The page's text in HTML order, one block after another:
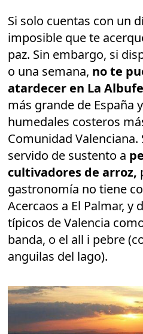
Si solo cuentas con un
imposible que te
paz. Sin embargo, si
o una semana, no te
atardecer en La
más grande de España
humedales costeros
Comunidad Valenciana.
servido de sustento a
cultivadores de arroz,
gastronomía no tiene
Acercaos a El Palmar, y
típicos de Valencia
banda, o el all i pebre
anguilas del lago).